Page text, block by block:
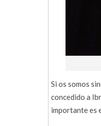
Si os somos
concedido a
importante es